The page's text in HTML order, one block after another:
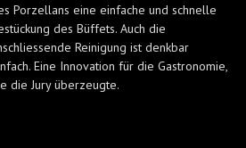
Porzellans eine einfache und schnelle
des Büffets. Auch die
Reinigung ist denkbar
Eine Innovation für die Gastronomie,
die Jury überzeugte.